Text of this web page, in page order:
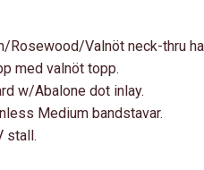
Rosewood/Valnöt neck-thru
med valnöt topp.
w/Abalone dot inlay.
Medium bandstavar.
stall.